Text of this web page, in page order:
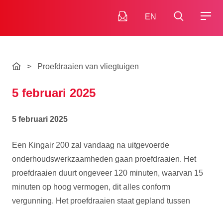
EN
> Proefdraaien van vliegtuigen
5 februari 2025
5 februari 2025
Een Kingair 200 zal vandaag na uitgevoerde
onderhoudswerkzaamheden gaan proefdraaien. Het
proefdraaien duurt ongeveer 120 minuten, waarvan 15
minuten op hoog vermogen, dit alles conform
vergunning. Het proefdraaien staat gepland tussen